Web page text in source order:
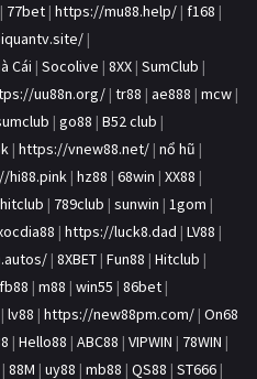
| 77bet | https://mu88.help/ | f168 |
|
Cái | Socolive | 8XX | SumClub |
uu88n.org/ | tr88 | ae888 | mcw |
| go88 | B52 club |
| https://vnew88.net/ | nổ hũ |
hi88.pink | hz88 | 68win | XX88 |
hitclub | 789club | sunwin | 1gom |
| https://luck8.dad | LV88 |
| 8XBET | Fun88 | Hitclub |
fb88 | m88 | win55 | 86bet |
| lv88 | https://new88pm.com/ | On68
| Hello88 | ABC88 | VIPWIN | 78WIN |
| 88M | uy88 | mb88 | QS88 | ST666 |